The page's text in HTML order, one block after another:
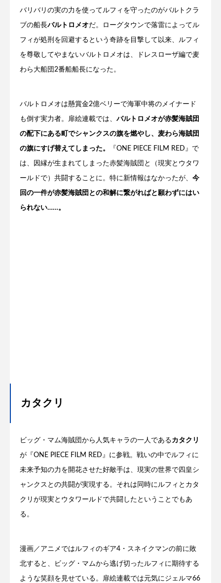
バリバリの実の力を使ってルフィを守ったのがバルトクラ
ブの船長バルトロメオだ。ローグタウンで落雷によってル
フィが処刑を回避するという奇跡を目撃して以来、ルフィ
を尊敬してやまないバルトロメオは、ドレスローザ編で麦
わら大船団2番船船長になった。
バルトロメオは懸賞金2億ベリーで海軍中将のメイナード
も倒す実力者。扉絵連載では、 バルトロメオが赤髪海賊団
の配下にある町でシャンクスの旗を燃やし、麦わら海賊団
の旗にすげ替えてしまった。 『ONE PIECE FILM RED』で
は、因縁が生まれてしまった赤髪海賊団と（現実とウタワ
ールドで）共闘することに。特に新情報はなかったが、 今
回の一件が赤髪海賊団との和解に繋がればと願わずにはい
られない……。
カタクリ
ビッグ・マム海賊団から人気キャラの一人であるカタクリ
が『ONE PIECE FILM RED』に参戦。戦いの中でルフィに
未来予知の力を開花させた好敵手は、現実の世界で四皇シ
ャンクスとの共闘が実現する。それは同時にルフィとカタ
クリが現実とウタワールドで共闘したということでもあ
る。
漫画／アニメではルフィのギア4・スネイクマンの前に敗
北すると、ビッグ・マムから逃げ切ったルフィに期待する
ような笑顔を見せている。扉絵連載では元気にジェルマ66